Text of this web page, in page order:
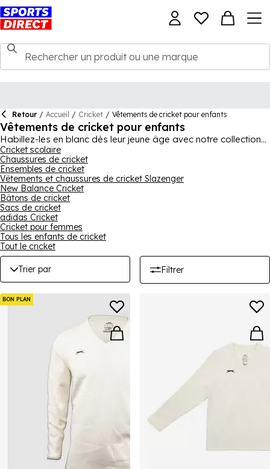
Retour / Accueil / Cricket / Vêtements de cricket pour enfants
Vêtements de cricket pour enfants
Habillez-les en blanc dès leur jeune âge avec notre collection
de vêtements de cricket pour enfants. Qu'ils rejoignent une
équipe de cricket locale ou qu'ils s'entraînent dans les filets,
assurez-vous qu'ils aient le bon look avec les vêtements
appropriés. Nous proposons certaines des meilleures
marques dans le monde du cricket comme Slazenger, New
Balance et Kookaburra, afin qu'ils puissent imiter leurs héros
du cricket préférés tout en s'efforçant d'être les meilleurs
possible. Il y a des chemises, des pantalons, des pulls et le
classique gilet en tricot, tous en tailles junior et prêts pour l'été
de cricket. Aidez-les à avoir le bon look avec notre gamme de
vêtements de cricket junior aujourd'hui.
Cricket scolaire
Chaussures de cricket
Ensembles de cricket
Vêtements et chaussures de cricket Slazenger
New Balance Cricket
Bâtons de cricket
Sacs de cricket
adidas Cricket
Cricket pour femmes
Tous les enfants de cricket
Tout le cricket
Trier par Filtrer
BON PLAN